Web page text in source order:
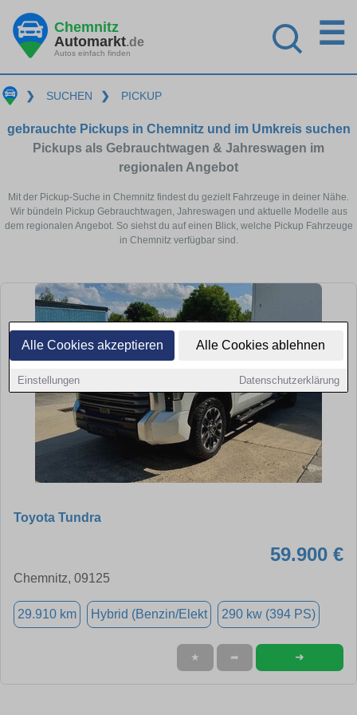
Alle Cookies akzeptieren Alle Cookies ablehnen
Einstellungen Datenschutzerklärung
Chemnitz
Automarkt.de
Autos einfach finden
☰
❯ SUCHEN ❯ PICKUP
gebrauchte Pickups in Chemnitz und im Umkreis suchen
Pickups als Gebrauchtwagen & Jahreswagen im
regionalen Angebot
Mit der Pickup-Suche in Chemnitz findest du gezielt Fahrzeuge in deiner Nähe.
Wir bündeln Pickup Gebrauchtwagen, Jahreswagen und aktuelle Modelle aus
dem regionalen Angebot. So siehst du auf einen Blick, welche Pickup Fahrzeuge
in Chemnitz verfügbar sind.
Toyota Tundra
59.900 €
Chemnitz, 09125
29.910 km Hybrid (Benzin/Elekt 290 kw (394 PS)
★ ➦ ➜